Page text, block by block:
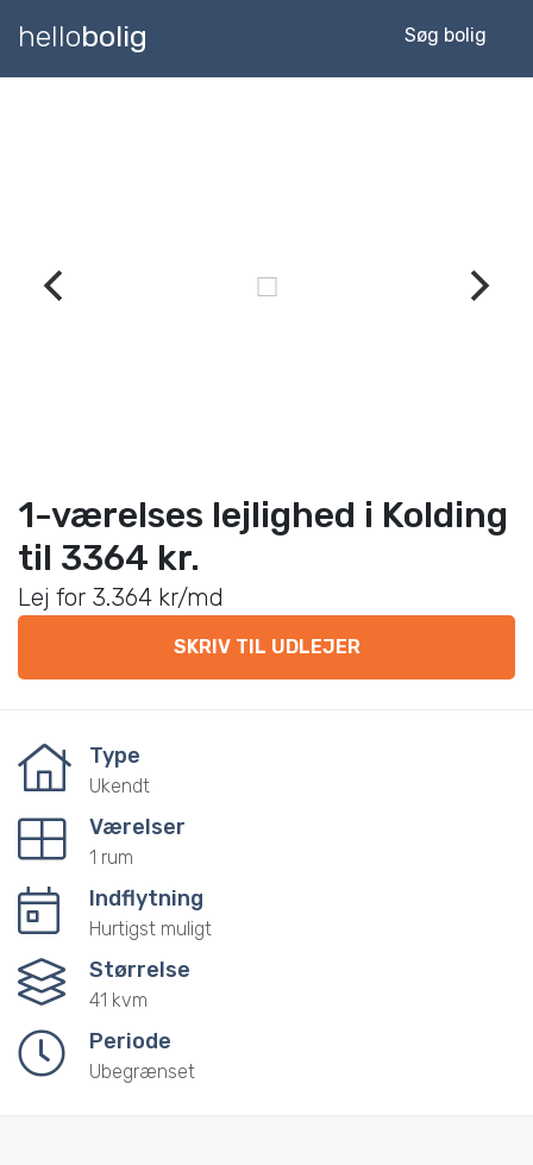
hellobolig Søg bolig
1-værelses lejlighed i Kolding
til 3364 kr.
Lej for 3.364 kr/md
SKRIV TIL UDLEJER
Type
Ukendt
Værelser
1 rum
Indflytning
Hurtigst muligt
Størrelse
41 kvm
Periode
Ubegrænset